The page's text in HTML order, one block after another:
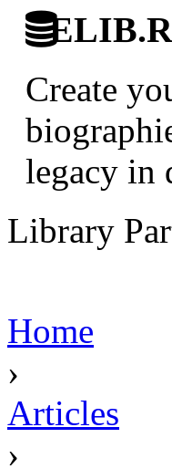
Create
legacy in
Library
Home
›
Articles
›